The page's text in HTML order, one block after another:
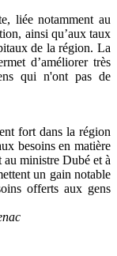
liée notamment au
ainsi qu’aux taux
de la région. La
d’améliorer très
qui n'ont pas de
fort dans la région
besoins en matière
au ministre Dubé et à
un gain notable
offerts aux gens